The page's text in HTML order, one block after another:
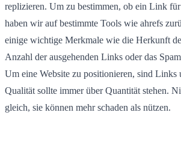
replizieren. Um zu bestimmen, ob ein Link
haben wir auf bestimmte Tools wie ahrefs
einige wichtige Merkmale wie die Herkunft
Anzahl der ausgehenden Links oder das
Um eine Website zu positionieren, sind Links
Qualität sollte immer über Quantität stehen.
gleich, sie können mehr schaden als nützen.